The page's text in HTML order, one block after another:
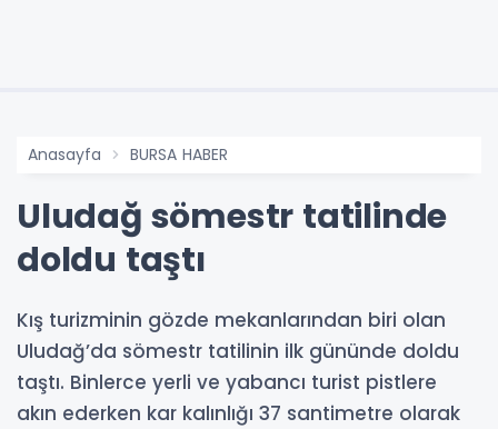
Anasayfa BURSA HABER
Uludağ sömestr tatilinde
doldu taştı
Kış turizminin gözde mekanlarından biri olan
Uludağ’da sömestr tatilinin ilk gününde doldu
taştı. Binlerce yerli ve yabancı turist pistlere
akın ederken kar kalınlığı 37 santimetre olarak